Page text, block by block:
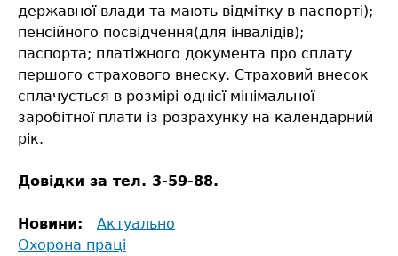
державної влади та мають відмітку в паспорті);
пенсійного посвідчення(для інвалідів);
паспорта; платіжного документа про сплату
першого страхового внеску. Страховий внесок
сплачується в розмірі однієї мінімальної
заробітної плати із розрахунку на календарний
рік.
Довідки за тел. 3-59-88.
Новини:
Актуально
Охорона праці